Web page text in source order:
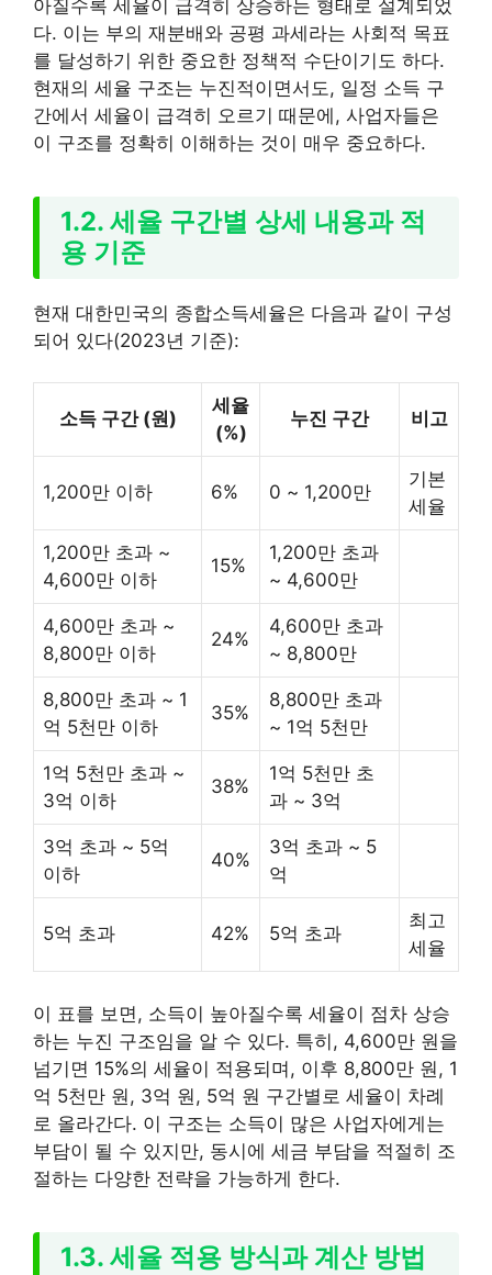
아질수록 세율이 급격히 상승하는 형태로 설계되었
다. 이는 부의 재분배와 공평 과세라는 사회적 목표
를 달성하기 위한 중요한 정책적 수단이기도 하다.
현재의 세율 구조는 누진적이면서도, 일정 소득 구
간에서 세율이 급격히 오르기 때문에, 사업자들은
이 구조를 정확히 이해하는 것이 매우 중요하다.
1.2. 세율 구간별 상세 내용과 적
용 기준
현재 대한민국의 종합소득세율은 다음과 같이 구성
되어 있다(2023년 기준):
소득 구간 (원)
세율
(%)
누진 구간 비고
1,200만 이하 6% 0 ~ 1,200만
기본
세율
1,200만 초과 ~
4,600만 이하
15%
1,200만 초과
~ 4,600만
4,600만 초과 ~
8,800만 이하
24%
4,600만 초과
~ 8,800만
8,800만 초과 ~ 1
억 5천만 이하
35%
8,800만 초과
~ 1억 5천만
1억 5천만 초과 ~
3억 이하
38%
1억 5천만 초
과 ~ 3억
3억 초과 ~ 5억
이하
40%
3억 초과 ~ 5
억
5억 초과 42% 5억 초과
최고
세율
이 표를 보면, 소득이 높아질수록 세율이 점차 상승
하는 누진 구조임을 알 수 있다. 특히, 4,600만 원을
넘기면 15%의 세율이 적용되며, 이후 8,800만 원, 1
억 5천만 원, 3억 원, 5억 원 구간별로 세율이 차례
로 올라간다. 이 구조는 소득이 많은 사업자에게는
부담이 될 수 있지만, 동시에 세금 부담을 적절히 조
절하는 다양한 전략을 가능하게 한다.
1.3. 세율 적용 방식과 계산 방법